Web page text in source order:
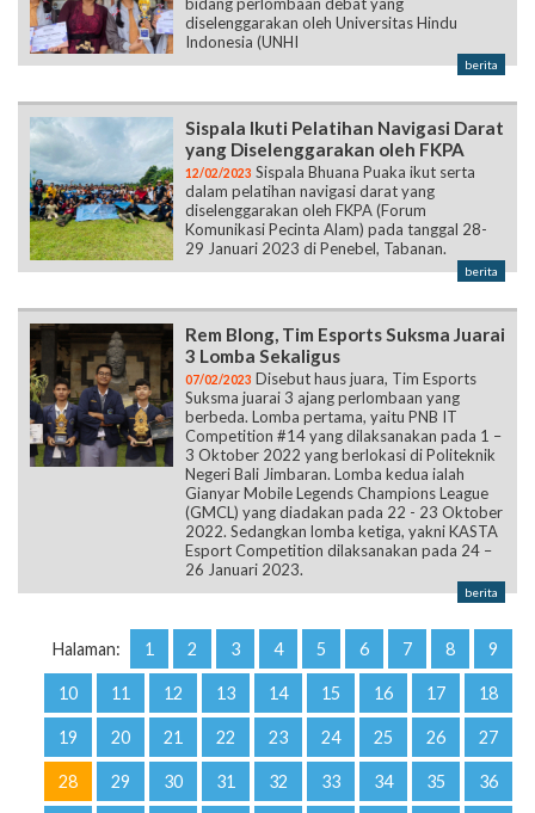
diselenggarakan oleh Universitas Hindu
Indonesia (UNHI
berita
Sispala Ikuti Pelatihan Navigasi Darat
yang Diselenggarakan oleh FKPA
12/02/2023 Sispala Bhuana Puaka ikut serta
dalam pelatihan navigasi darat yang
diselenggarakan oleh FKPA (Forum
Komunikasi Pecinta Alam) pada tanggal 28-
29 Januari 2023 di Penebel, Tabanan.
berita
Rem Blong, Tim Esports Suksma Juarai
3 Lomba Sekaligus
07/02/2023 Disebut haus juara, Tim Esports
Suksma juarai 3 ajang perlombaan yang
berbeda. Lomba pertama, yaitu PNB IT
Competition #14 yang dilaksanakan pada 1 –
3 Oktober 2022 yang berlokasi di Politeknik
Negeri Bali Jimbaran. Lomba kedua ialah
Gianyar Mobile Legends Champions League
(GMCL) yang diadakan pada 22 - 23 Oktober
2022. Sedangkan lomba ketiga, yakni KASTA
Esport Competition dilaksanakan pada 24 –
26 Januari 2023.
berita
Halaman: 1 2 3 4 5 6 7 8 9
10 11 12 13 14 15 16 17 18
19 20 21 22 23 24 25 26 27
28 29 30 31 32 33 34 35 36